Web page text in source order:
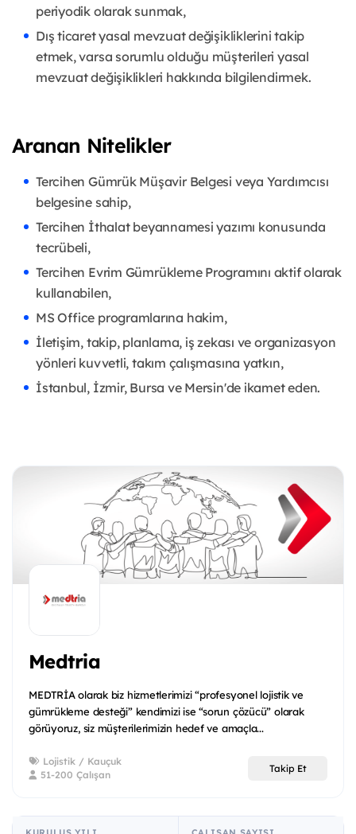
periyodik olarak sunmak,
Dış ticaret yasal mevzuat değişikliklerini takip
etmek, varsa sorumlu olduğu müşterileri yasal
mevzuat değişiklikleri hakkında bilgilendirmek.
Aranan Nitelikler
Tercihen Gümrük Müşavir Belgesi veya Yardımcısı
belgesine sahip,
Tercihen İthalat beyannamesi yazımı konusunda
tecrübeli,
Tercihen Evrim Gümrükleme Programını aktif olarak
kullanabilen,
MS Office programlarına hakim,
İletişim, takip, planlama, iş zekası ve organizasyon
yönleri kuvvetli, takım çalışmasına yatkın,
İstanbul, İzmir, Bursa ve Mersin'de ikamet eden.
Medtria
MEDTRİA olarak biz hizmetlerimizi “profesyonel lojistik ve
gümrükleme desteği” kendimizi ise “sorun çözücü” olarak
görüyoruz, siz müşterilerimizin hedef ve amaçla...
Lojistik / Kauçuk
51-200 Çalışan
Takip Et